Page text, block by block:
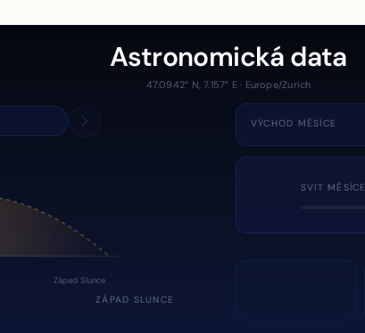
Astronomická data
47.0942° N, 7.157° E · Europe/Zurich
Západ Slunce
ZÁPAD SLUNCE
VÝCHOD MĚSÍCE
SVIT MĚSÍCE